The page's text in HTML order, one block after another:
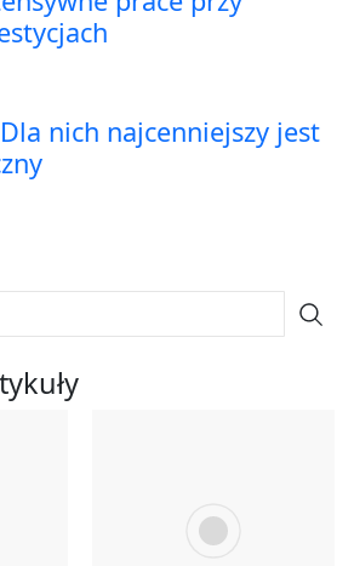
nich najcenniejszy jest